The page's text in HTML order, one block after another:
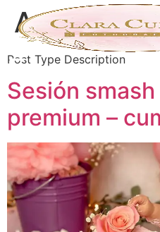
Archivos:
Post Type Description
Sesión
premium –